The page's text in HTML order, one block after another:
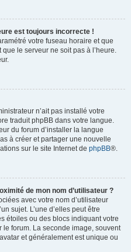
est toujours incorrecte !
votre fuseau horaire et que
le serveur ne soit pas à l’heure.
n’ait pas installé votre
traduit phpBB dans votre langue.
du forum d’installer la langue
à créer et partager une nouvelle
sur le site Internet de phpBB®.
de mon nom d’utilisateur ?
avec votre nom d’utilisateur
sujet. L’une d’elles peut être
étoiles ou des blocs indiquant votre
le forum. La seconde image, souvent
et généralement est unique ou